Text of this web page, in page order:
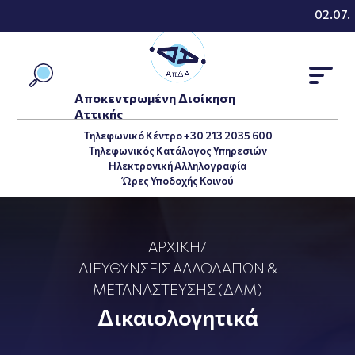
Τηλεφωνικό Κέντρο +30 213 2035 600
Τηλεφωνικός Κατάλογος Υπηρεσιών
Ηλεκτρονική Αλληλογραφία
Ώρες Υποδοχής Κοινού
Αποκεντρωμένη Διοίκηση
Αττικής
ΑΡΧΙΚΉ/
ΔΙΕΥΘΎΝΣΕΙΣ ΑΛΛΟΔΑΠΏΝ &
ΜΕΤΑΝΆΣΤΕΥΣΗΣ (ΔΑΜ)
Δικαιολογητικά